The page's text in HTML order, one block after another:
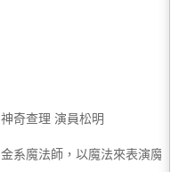
神奇查理 演員松明
金系魔法師，以魔法來表演魔